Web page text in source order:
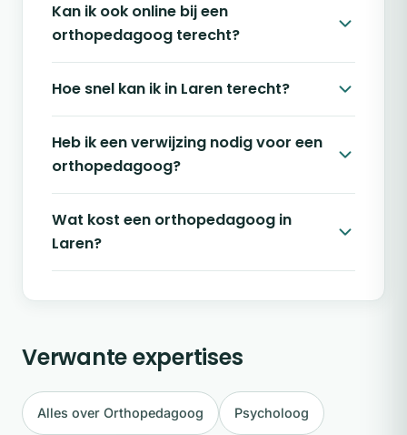
Kan ik ook online bij een
orthopedagoog terecht?
Hoe snel kan ik in Laren terecht?
Heb ik een verwijzing nodig voor een
orthopedagoog?
Wat kost een orthopedagoog in
Laren?
Verwante expertises
Alles over Orthopedagoog Psycholoog